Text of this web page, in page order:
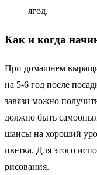
ягод.
Как и когда
При домашнем
на 5-6 год после
завязи можно
должно быть
шансы на хороший
цветка. Для этого
рисования.